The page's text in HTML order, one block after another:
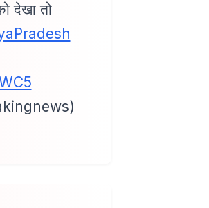
देखा तो